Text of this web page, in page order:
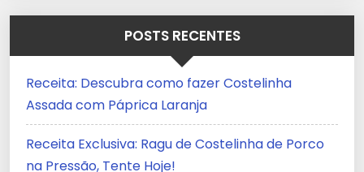
POSTS RECENTES
Receita: Descubra como fazer Costelinha
Assada com Páprica Laranja
Receita Exclusiva: Ragu de Costelinha de Porco
na Pressão, Tente Hoje!